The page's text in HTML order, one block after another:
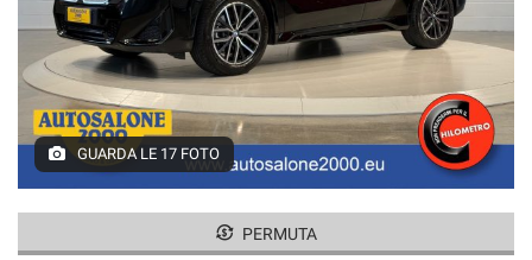
CONTATTI
GUARDA LE 17 FOTO
PERMUTA